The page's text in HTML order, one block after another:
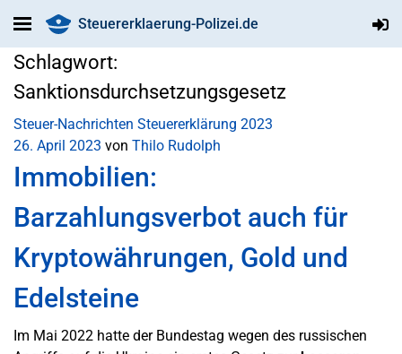
Steuererklaerung-Polizei.de
Schlagwort:
Sanktionsdurchsetzungsgesetz
Steuer-Nachrichten Steuererklärung 2023
26. April 2023 von Thilo Rudolph
Immobilien:
Barzahlungsverbot auch für
Kryptowährungen, Gold und
Edelsteine
Im Mai 2022 hatte der Bundestag wegen des russischen